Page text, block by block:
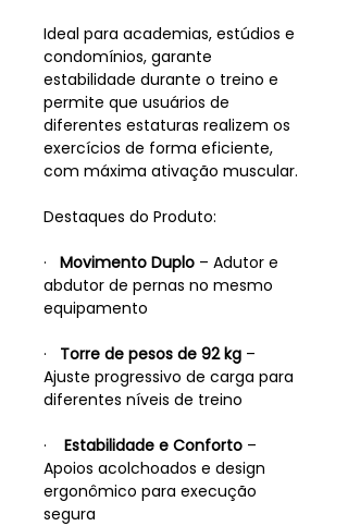
Ideal para academias, estúdios e
condomínios, garante
estabilidade durante o treino e
permite que usuários de
diferentes estaturas realizem os
exercícios de forma eficiente,
com máxima ativação muscular.
Destaques do Produto:
· Movimento Duplo – Adutor e
abdutor de pernas no mesmo
equipamento
· Torre de pesos de 92 kg –
Ajuste progressivo de carga para
diferentes níveis de treino
· Estabilidade e Conforto –
Apoios acolchoados e design
ergonômico para execução
segura